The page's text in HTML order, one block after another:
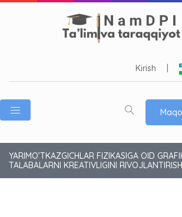
Kirish
YARIMO’TKAZGICHLAR FIZIKASIGA OID
TALABALARNI KREATIVLIGINI